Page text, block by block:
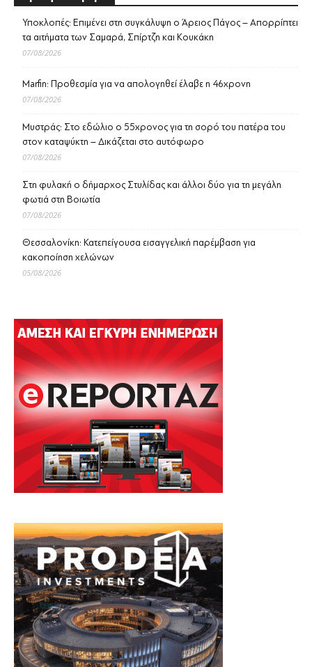
Υποκλοπές: Επιμένει στη συγκάλυψη ο Άρειος Πάγος – Απορρίπτει
τα αιτήματα των Σαμαρά, Σπίρτζη και Κουκάκη
07/08/2026
Marfin: Προθεσμία για να απολογηθεί έλαβε η 46χρονη
07/08/2026
Μυστράς: Στο εδώλιο ο 55χρονος για τη σορό του πατέρα του
στον καταψύκτη – Δικάζεται στο αυτόφωρο
07/08/2026
Στη φυλακή ο δήμαρχος Στυλίδας και άλλοι δύο για τη μεγάλη
φωτιά στη Βοιωτία
07/08/2026
Θεσσαλονίκη: Κατεπείγουσα εισαγγελική παρέμβαση για
κακοποίηση χελώνων
05/08/2026